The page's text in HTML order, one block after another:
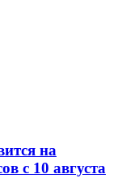
на
с 10 августа